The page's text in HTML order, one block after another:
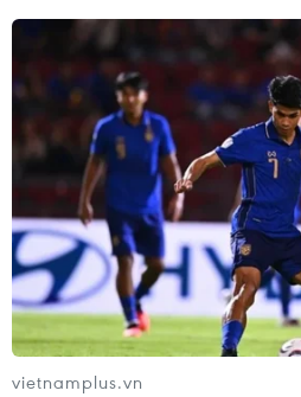
vietnamplus.vn